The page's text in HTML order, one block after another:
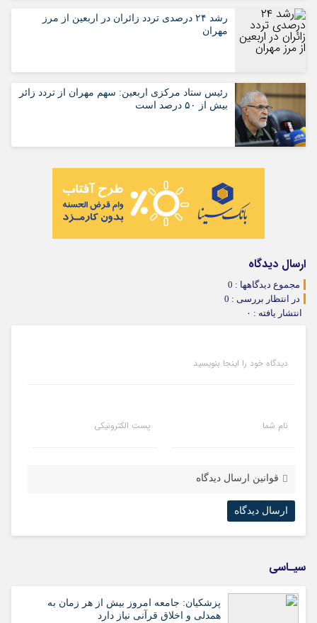
رشد ۲۴ درصدی تردد زائران در اربعین از مرز
مهران
رئیس ستاد مرکزی اربعین: سهم مهران از تردد زائر
بیش از ۵۰ درصد است
ارسال دیدگاه
مجموع دیدگاهها : 0
در انتظار بررسی : 0
انتشار یافته : ۰
دیدگاه خود را اینجا بنویسید
نام شما پست الکترونیکی
قوانین ارسال دیدگاه
سیـاسی
پزشکیان: جامعه امروز بیش از هر زمان به
همدلی و اخلاق قرآنی نیاز دارد